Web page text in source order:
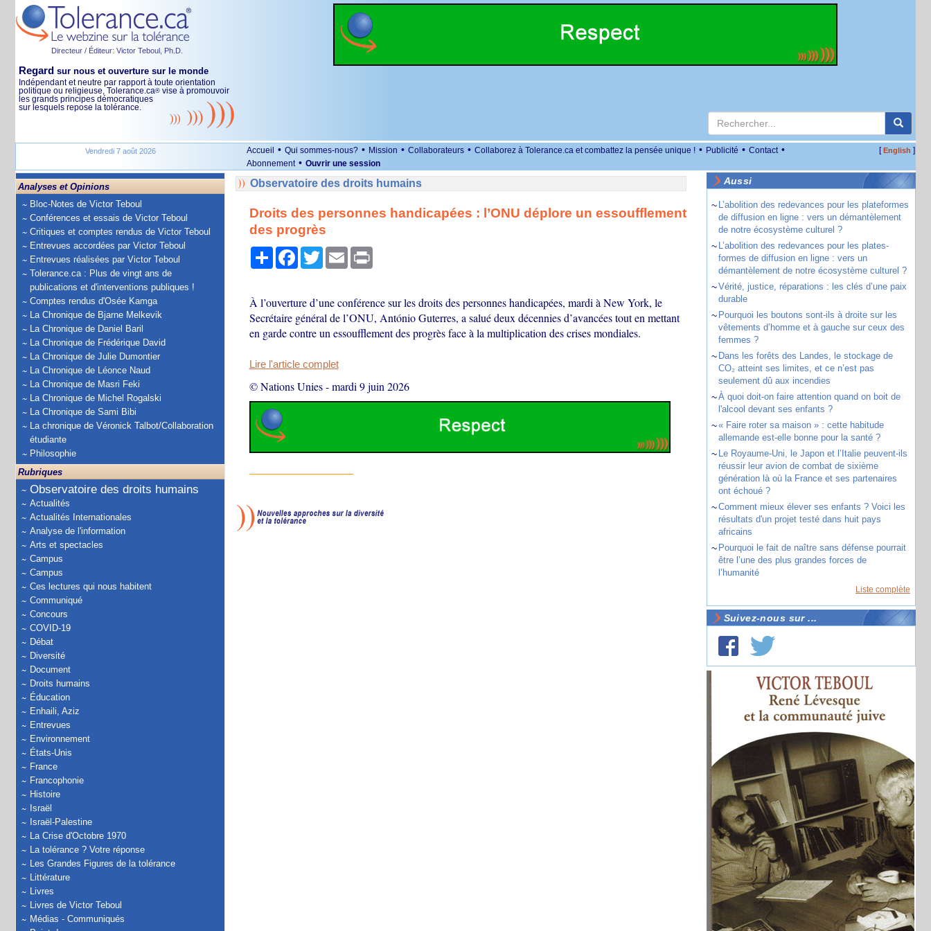
Directeur / Éditeur: Victor Teboul, Ph.D.
Regard sur nous et ouverture sur le monde
Indépendant et neutre par rapport à toute orientation
politique ou religieuse, Tolerance.ca® vise à promouvoir
les grands principes démocratiques
sur lesquels repose la tolérance.
Vendredi 7 août 2026 Accueil • Qui sommes-nous? • Mission • Collaborateurs • Collaborez à Tolerance.ca et combattez la pensée unique ! • Publicité • Contact •
Abonnement • Ouvrir une session
[English ]
Analyses et Opinions
Bloc-Notes de Victor Teboul
Conférences et essais de Victor Teboul
Critiques et comptes rendus de Victor Teboul
Entrevues accordées par Victor Teboul
Entrevues réalisées par Victor Teboul
Tolerance.ca : Plus de vingt ans de
publications et d'interventions publiques !
Comptes rendus d'Osée Kamga
La Chronique de Bjarne Melkevik
La Chronique de Daniel Baril
La Chronique de Frédérique David
La Chronique de Julie Dumontier
La Chronique de Léonce Naud
La Chronique de Masri Feki
La Chronique de Michel Rogalski
La Chronique de Sami Bibi
La chronique de Véronick Talbot/Collaboration
étudiante
Philosophie
Rubriques
Observatoire des droits humains
Actualités
Actualités Internationales
Analyse de l'information
Arts et spectacles
Campus
Campus
Ces lectures qui nous habitent
Communiqué
Concours
COVID-19
Débat
Diversité
Document
Droits humains
Éducation
Enhaili, Aziz
Entrevues
Environnement
États-Unis
France
Francophonie
Histoire
Israël
Israël-Palestine
La Crise d'Octobre 1970
La tolérance ? Votre réponse
Les Grandes Figures de la tolérance
Littérature
Livres
Livres de Victor Teboul
Médias - Communiqués
Observatoire des droits humains
Droits des personnes handicapées : l’ONU déplore un essoufflement
des progrès
PartagerFacebook
TwitterEmail Print
À l’ouverture d’une conférence sur les droits des personnes handicapées, mardi à New York, le
Secrétaire général de l’ONU, António Guterres, a salué deux décennies d’avancées tout en mettant
en garde contre un essoufflement des progrès face à la multiplication des crises mondiales.
Lire l'article complet
© Nations Unies-mardi 9 juin 2026
Aussi
~ L’abolition des redevances pour les plateformes
de diffusion en ligne : vers un démantèlement
de notre écosystème culturel ?
~ L’abolition des redevances pour les plates-
formes de diffusion en ligne : vers un
démantèlement de notre écosystème culturel ?
~Vérité, justice, réparations : les clés d’une paix
durable
~ Pourquoi les boutons sont-ils à droite sur les
vêtements d’homme et à gauche sur ceux des
femmes ?
~ Dans les forêts des Landes, le stockage de
CO₂ atteint ses limites, et ce n’est pas
seulement dû aux incendies
~À quoi doit-on faire attention quand on boit de
l'alcool devant ses enfants ?
~« Faire roter sa maison » : cette habitude
allemande est-elle bonne pour la santé ?
~ Le Royaume-Uni, le Japon et l’Italie peuvent-ils
réussir leur avion de combat de sixième
génération là où la France et ses partenaires
ont échoué ?
~Comment mieux élever ses enfants ? Voici les
résultats d'un projet testé dans huit pays
africains
~ Pourquoi le fait de naître sans défense pourrait
être l’une des plus grandes forces de
l’humanité
Liste complète
Suivez-nous sur ...